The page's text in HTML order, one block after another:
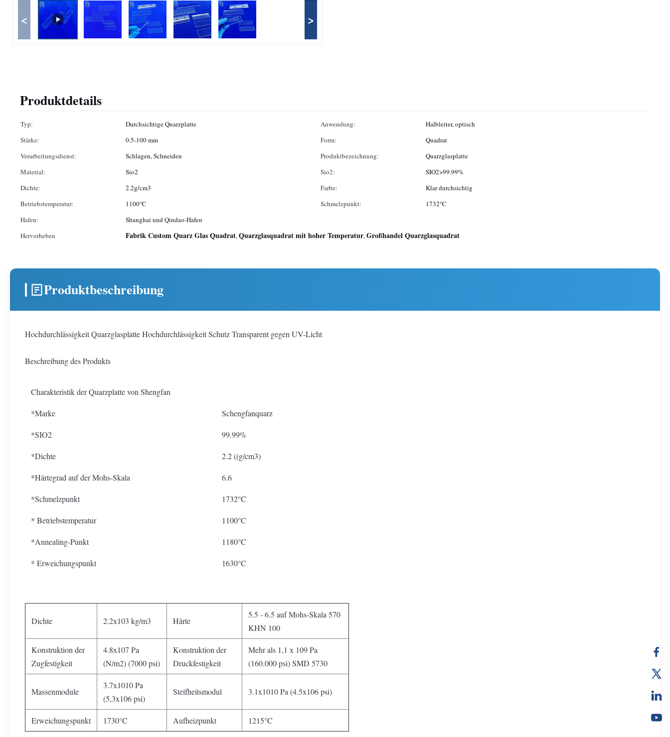
< >
Produktdetails
Typ: Durchsichtige Quarzplatte Anwendung:
Halbleiter, optisch
Stärke:
0.5-100 mm Form:
Quadrat
Verarbeitungsdienst:
Schlagen, Schneiden Produktbezeichnung:
Quarzglasplatte
Material:
Sio2 Sio2:
SIO2>99.99%
Dichte:
2.2g/cm3 Farbe:
Klar durchsichtig
Betriebstemperatur:
1100℃ Schmelzpunkt:
1732℃
Hafen:
Shanghai und Qindao-Hafen
Hervorheben
Fabrik Custom Quarz Glas Quadrat,Quarzglasquadrat mit hoher Temperatur,Großhandel Quarzglasquadrat
Produktbeschreibung
Hochdurchlässigkeit Quarzglasplatte Hochdurchlässigkeit Schutz Transparent gegen UV-Licht
Beschreibung des Produkts
Charakteristik der Quarzplatte von Shengfan
*Marke Schengfanquarz
*SIO2 99.99%
*Dichte 2.2 ((g/cm3)
*Härtegrad auf der Mohs-Skala 6.6
*Schmelzpunkt 1732°C
* Betriebstemperatur 1100°C
*Annealing-Punkt 1180°C
* Erweichungspunkt 1630°C
Dichte 2.2x103 kg/m3 Härte
5.5 - 6.5 auf Mohs-Skala 570
KHN 100
Konstruktion der
Zugfestigkeit
4.8x107 Pa
(N/m2) (7000 psi)
Konstruktion der
Druckfestigkeit
Mehr als 1,1 x 109 Pa
(160.000 psi) SMD 5730
Massenmodule
3.7x1010 Pa
(5,3x106 psi)
Steifheitsmodul 3.1x1010 Pa (4.5x106 psi)
Erweichungspunkt 1730°C Aufheizpunkt 1215°C